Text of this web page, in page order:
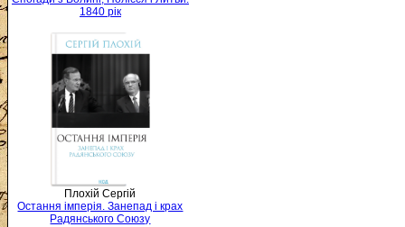
1840 рік
Плохій Сергій
Остання імперія. Занепад і крах
Радянського Союзу